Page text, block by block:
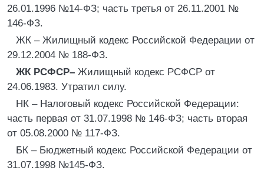
26.01.1996 №14-ФЗ; часть третья от 26.11.2001 №
146-ФЗ.
ЖК – Жилищный кодекс Российской Федерации от
29.12.2004 № 188-ФЗ.
ЖК РСФСР– Жилищный кодекс РСФСР от
24.06.1983. Утратил силу.
НК – Налоговый кодекс Российской Федерации:
часть первая от 31.07.1998 № 146-ФЗ; часть вторая
от 05.08.2000 № 117-ФЗ.
БК – Бюджетный кодекс Российской Федерации от
31.07.1998 №145-ФЗ.